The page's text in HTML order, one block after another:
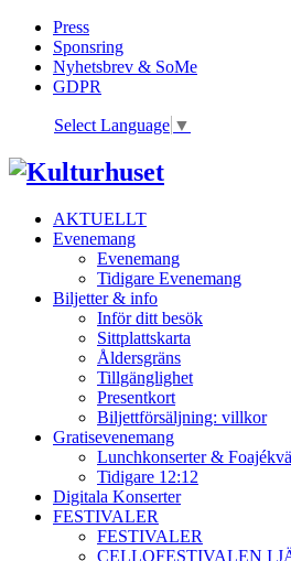
Press
Sponsring
Nyhetsbrev & SoMe
GDPR
Select Language ▼
AKTUELLT
Evenemang
Evenemang
Tidigare Evenemang
Biljetter & info
Inför ditt besök
Sittplattskarta
Åldersgräns
Tillgänglighet
Presentkort
Biljettförsäljning: villkor
Gratisevenemang
Lunchkonserter &
Tidigare 12:12
Digitala Konserter
FESTIVALER
FESTIVALER
CELLOFESTIVALEN I